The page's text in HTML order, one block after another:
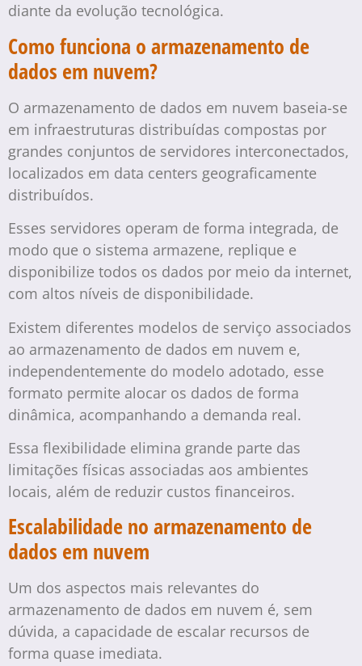
diante da evolução tecnológica.
Como funciona o armazenamento de
dados em nuvem?
O armazenamento de dados em nuvem baseia-se
em infraestruturas distribuídas compostas por
grandes conjuntos de servidores interconectados,
localizados em data centers geograficamente
distribuídos.
Esses servidores operam de forma integrada, de
modo que o sistema armazene, replique e
disponibilize todos os dados por meio da internet,
com altos níveis de disponibilidade.
Existem diferentes modelos de serviço associados
ao armazenamento de dados em nuvem e,
independentemente do modelo adotado, esse
formato permite alocar os dados de forma
dinâmica, acompanhando a demanda real.
Essa flexibilidade elimina grande parte das
limitações físicas associadas aos ambientes
locais, além de reduzir custos financeiros.
Escalabilidade no armazenamento de
dados em nuvem
Um dos aspectos mais relevantes do
armazenamento de dados em nuvem é, sem
dúvida, a capacidade de escalar recursos de
forma quase imediata.